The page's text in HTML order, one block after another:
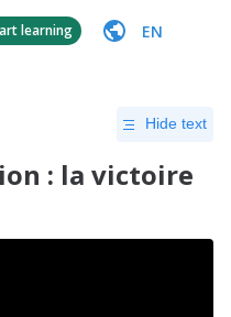
learning EN
Hide text
: la victoire